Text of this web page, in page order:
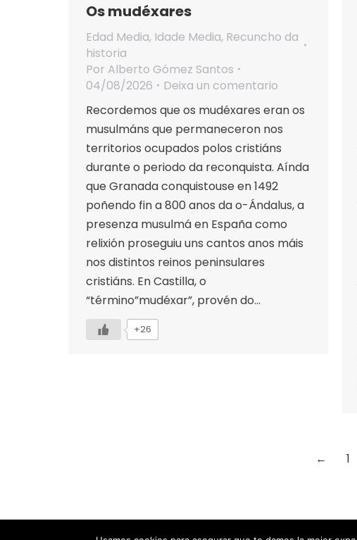
Os mudéxares
Edad Media, Idade Media, Recuncho da
historia
Por Alberto Gómez Santos
04/08/2026
Deixa un comentario
Recordemos que os mudéxares eran os
musulmáns que permaneceron nos
territorios ocupados polos cristiáns
durante o periodo da reconquista. Aínda
que Granada conquistouse en 1492
poñendo fin a 800 anos da o-Ándalus, a
presenza musulmá en España como
relixión proseguiu uns cantos anos máis
nos distintos reinos peninsulares
cristiáns. En Castilla, o
“término”mudéxar”, provén do…
+26
← 1